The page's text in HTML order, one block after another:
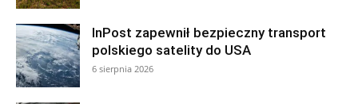
InPost zapewnił bezpieczny transport
polskiego satelity do USA
6 sierpnia 2026